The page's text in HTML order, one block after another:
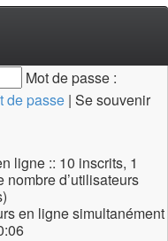
Mot de passe :
de passe | Se souvenir
ligne :: 10 inscrits, 1
d’utilisateurs
en ligne simultanément